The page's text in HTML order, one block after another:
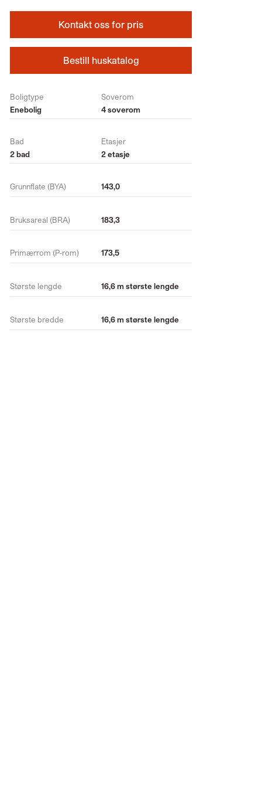
Kontakt oss for pris
Bestill huskatalog
Boligtype
Enebolig
Soverom
4 soverom
Bad
2 bad
Etasjer
2 etasje
Grunnflate (BYA) 143,0
Bruksareal (BRA) 183,3
Primærrom (P-rom) 173,5
Største lengde 16,6 m største lengde
Største bredde 16,6 m største lengde